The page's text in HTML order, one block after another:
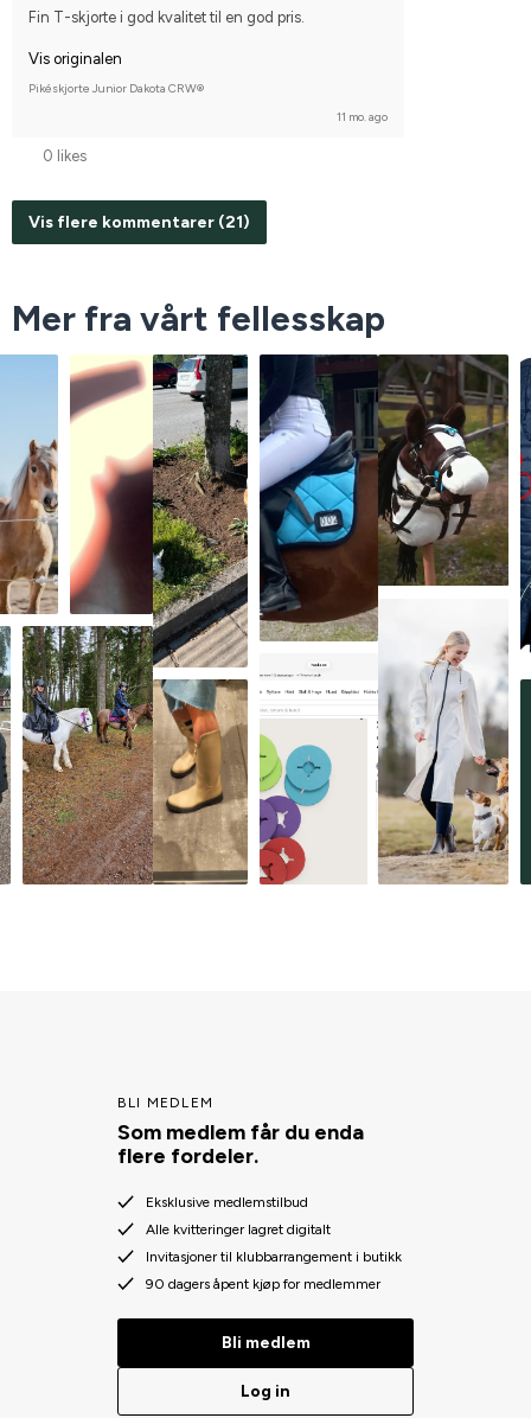
Fin T-skjorte i god kvalitet til en god pris.
Vis originalen
Pikéskjorte Junior Dakota CRW®
11 mo. ago
0 likes
Vis flere kommentarer (21)
Mer fra vårt fellesskap
BLI MEDLEM
Som medlem får du enda
flere fordeler.
Eksklusive medlemstilbud
Alle kvitteringer lagret digitalt
Invitasjoner til klubbarrangement i butikk
90 dagers åpent kjøp for medlemmer
Bli medlem
Log in